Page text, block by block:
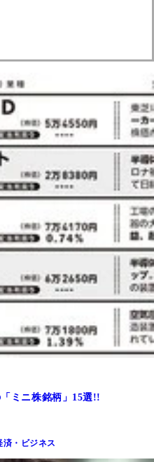
ミニ株銘柄」15選!!
済・ビジネス